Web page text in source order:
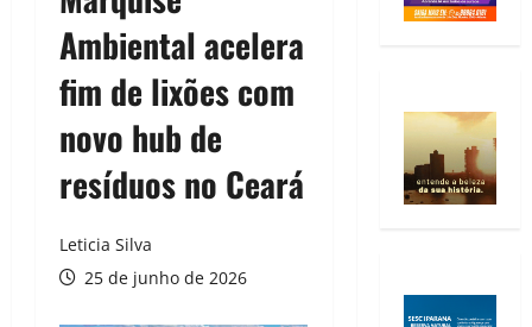
Ambiental acelera
fim de lixões com
novo hub de
resíduos no Ceará
Leticia Silva
25 de junho de 2026